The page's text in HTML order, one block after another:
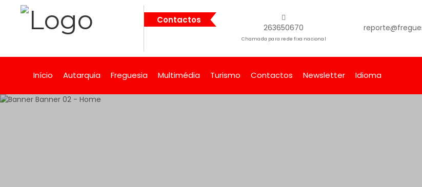
Contactos
263650670
Chamada para rede fixa nacional
Início Autarquia Freguesia Multimédia Turismo Contactos Newsletter Idioma